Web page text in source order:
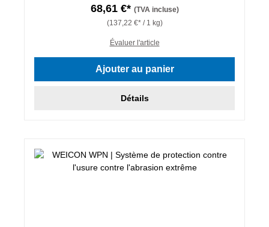
68,61 €* (TVA incluse)
(137,22 €* / 1 kg)
Évaluer l'article
Ajouter au panier
Détails